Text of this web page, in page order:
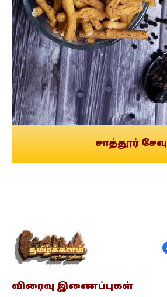
சாத்தூர் சேவு
விரைவு இணைப்புகள்